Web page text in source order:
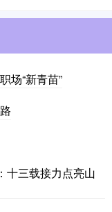
场“新青苗”
十三载接力点亮山